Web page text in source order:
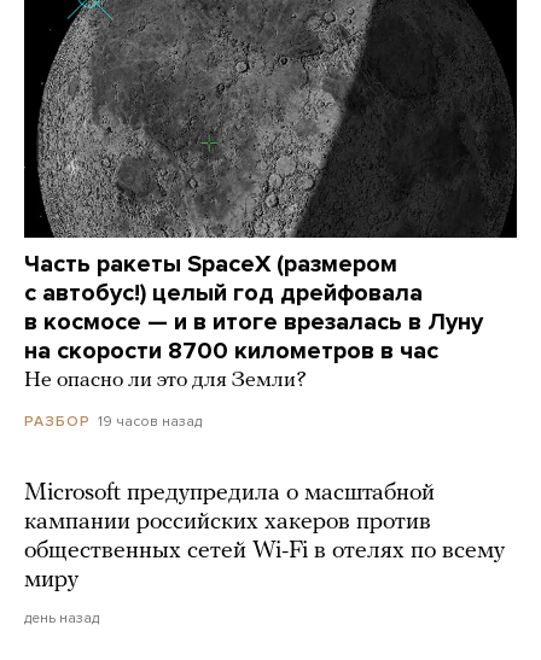
Часть ракеты SpaceX (размером
с автобус!) целый год дрейфовала
в космосе — и в итоге врезалась в Луну
на скорости 8700 километров в час
Не опасно ли это для Земли?
РАЗБОР 19 часов назад
Microsoft предупредила о масштабной
кампании российских хакеров против
общественных сетей Wi-Fi в отелях по всему
миру
день назад